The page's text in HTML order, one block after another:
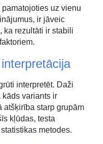
uz vienu
ir jāveic
ka rezultāti ir stabili
interpretēt. Daži
variants ir
atšķirība starp grupām
kļūdas, testa
metodes.